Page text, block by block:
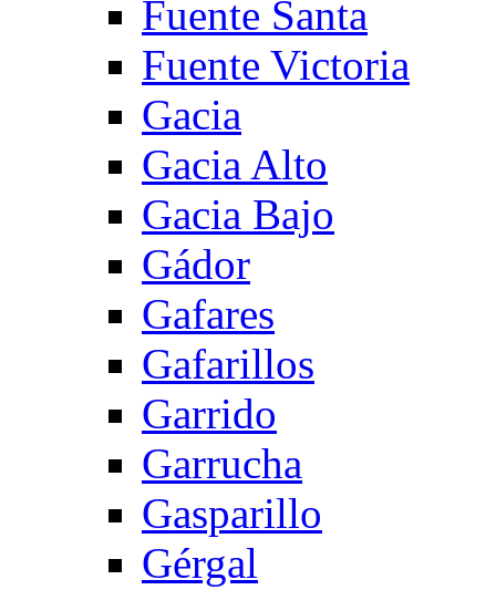
Fuente Santa
Fuente Victoria
Gacia
Gacia Alto
Gacia Bajo
Gádor
Gafares
Gafarillos
Garrido
Garrucha
Gasparillo
Gérgal